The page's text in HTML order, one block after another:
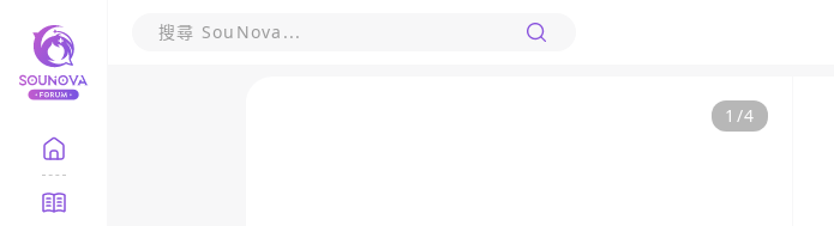
1 /4